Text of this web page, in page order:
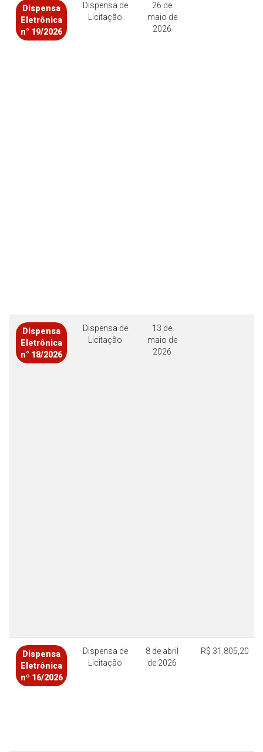
Dispensa
Eletrônica
n° 19/2026
Dispensa de
Licitação
26 de
maio de
2026
Dispensa
Eletrônica
n° 18/2026
Dispensa de
Licitação
13 de
maio de
2026
Dispensa
Eletrônica
nº 16/2026
Dispensa de
Licitação
8 de abril
de 2026
R$ 31.805,20